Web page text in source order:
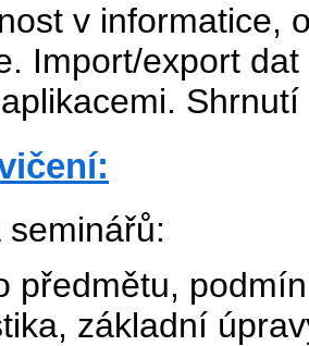
v informatice,
Import/export
seminářů:
předmětu,
základní